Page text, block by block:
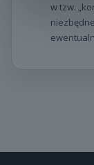
w tzw.